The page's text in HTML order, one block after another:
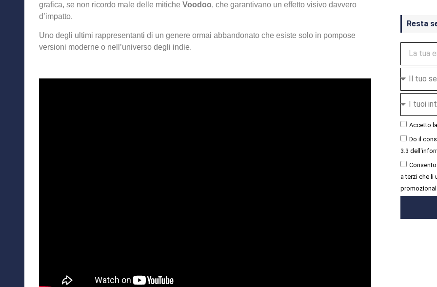
grafica, se non ricordo male delle mitiche Voodoo, che garantivano un effetto visivo davvero
d’impatto.
Uno degli ultimi rappresentanti di un genere ormai abbandonato che esiste solo in pompose
versioni moderne o nell’universo degli indie.
Resta
Accetto la
Do il
3.3
a terzi che li